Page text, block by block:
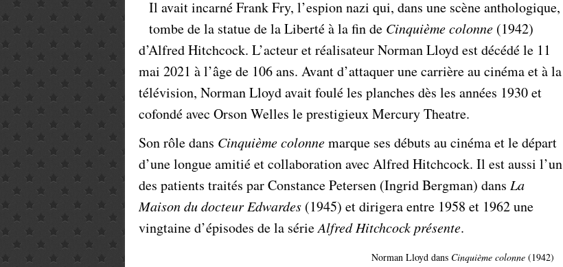
Il avait incarné Frank Fry, l’espion nazi qui, dans une scène anthologique,
tombe de la statue de la Liberté à la fin de Cinquième colonne (1942)
d’Alfred Hitchcock. L’acteur et réalisateur Norman Lloyd est décédé le 11
mai 2021 à l’âge de 106 ans. Avant d’attaquer une carrière au cinéma et à la
télévision, Norman Lloyd avait foulé les planches dès les années 1930 et
cofondé avec Orson Welles le prestigieux Mercury Theatre.
Son rôle dans Cinquième colonnemarque ses débuts au cinéma et le départ
d’une longue amitié et collaboration avec Alfred Hitchcock. Il est aussi l’un
des patients traités par Constance Petersen (Ingrid Bergman) dans La
Maison du docteur Edwardes (1945) et dirigera entre 1958 et 1962 une
vingtaine d’épisodes de la sérieAlfred Hitchcock présente.
Norman Lloyd dans Cinquième colonne (1942)